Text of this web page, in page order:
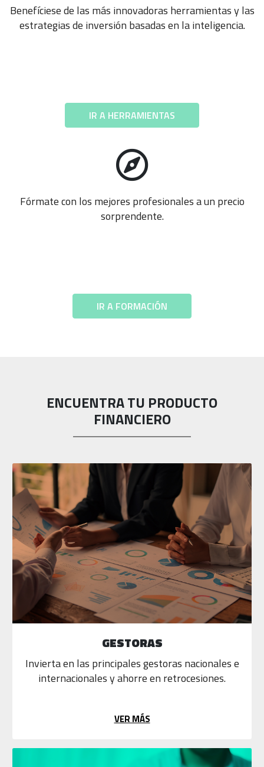
Benefíciese de las más innovadoras herramientas y las
estrategias de inversión basadas en la inteligencia.
IR A HERRAMIENTAS
Fórmate con los mejores profesionales a un precio
sorprendente.
IR A FORMACIÓN
ENCUENTRA TU PRODUCTO
FINANCIERO
GESTORAS
Invierta en las principales gestoras nacionales e
internacionales y ahorre en retrocesiones.
VER MÁS